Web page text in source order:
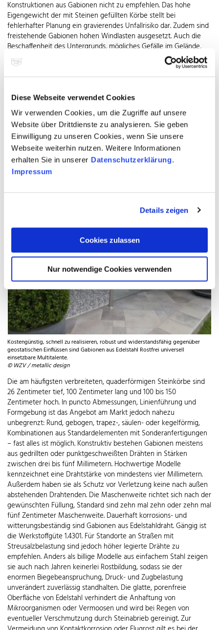
Diese Webseite verwendet Cookies
Wir verwenden Cookies, um die Zugriffe auf unsere
Website über Drittdienste zu analysieren. Sie geben
Einwilligung zu unseren Cookies, wenn Sie unsere
Webseite weiterhin nutzen. Weitere Informationen
erhalten Sie in unserer Datenschutzerklärung.
Impressum
Details zeigen
Cookies zulassen
Nur notwendige Cookies verwenden
Konstruktionen aus Gabionen nicht zu empfehlen. Das hohe
Eigengewicht der mit Steinen gefüllten Körbe stellt bei
fehlerhafter Planung ein gravierendes Unfallrisiko dar. Zudem sind
freistehende Gabionen hohen Windlasten ausgesetzt. Auch die
Beschaffenheit des Untergrunds, mögliches Gefälle im Gelände,
die gewünschte Form und Art der Füllung machen die
sachkundige Planung von Querschnitt und Befestigung der
Gabionen unverzichtbar. Neben einem stabilen und ebenen
nicht durch Regen unterspült oder durch Aufweichen des Bodens
in Schieflage gerät. Ihre dauerhaft sichere Verankerung erfordert
ein Betonfundament mit zusätzlich einbetonierten Stützpfählen.
Verbunden werden die Gittermatten durch eingedrehte Spiralen
oder Steckdrähte, die durch angeschweißte Ösen geschoben
werden.
Dauerhafter Halt
Kostengünstig, schnell zu realisieren, robust und widerstandsfähig gegenüber
geostatischen Einflüssen sind Gabionen aus Edelstahl Rostfrei universell
einsetzbare Multitalente.
© WZV / metallic design
Die am häufigsten verbreiteten, quaderförmigen Steinkörbe sind
26 Zentimeter tief, 100 Zentimeter lang und 100 bis 150
Zentimeter hoch. In puncto Abmessungen, Linienführung und
Formgebung ist das Angebot am Markt jedoch nahezu
unbegrenzt: Rund, gebogen, trapez-, säulen- oder kegelförmig,
Kombinationen aus Standardelementen mit Sonderanfertigungen
– fast alles ist möglich. Konstruktiv bestehen Gabionen meistens
aus gedrillten oder punktgeschweißten Drähten in Stärken
zwischen drei bis fünf Millimetern. Hochwertige Modelle
kennzeichnet eine Drahtstärke von mindestens vier Millimetern.
Außerdem haben sie als Schutz vor Verletzung keine nach außen
abstehenden Drahtenden. Die Maschenweite richtet sich nach der
gewünschten Füllung, Standard sind zehn mal zehn oder zehn mal
fünf Zentimeter Maschenweite. Dauerhaft korrosions- und
witterungsbeständig sind Gabionen aus Edelstahldraht. Gängig ist
die Werkstoffgüte 1.4301. Für Standorte an Straßen mit
Streusalzbelastung sind jedoch höher legierte Drähte zu
empfehlen. Anders als billige Modelle aus einfachem Stahl zeigen
sie auch nach Jahren keinerlei Rostbildung, sodass sie der
enormen Biegebeanspruchung, Druck- und Zugbelastung
unverändert zuverlässig standhalten. Die glatte, porenfreie
Oberfläche von Edelstahl verhindert die Anhaftung von
Mikroorganismen oder Vermoosen und wird bei Regen von
eventueller Verschmutzung durch Steinabrieb gereinigt. Zur